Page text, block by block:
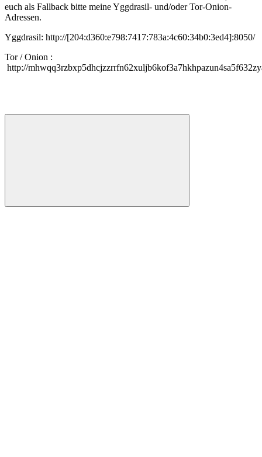
euch als Fallback bitte meine Yggdrasil- und/oder Tor-Onion-
Adressen.
Yggdrasil: http://[204:d360:e798:7417:783a:4c60:34b0:3ed4]:8050/
Tor / Onion :
http://